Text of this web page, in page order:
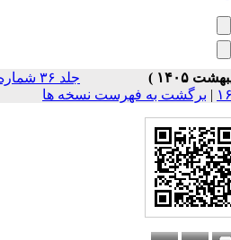
جلد ۳۶ شماره
| برگشت به فهرست نسخه ها